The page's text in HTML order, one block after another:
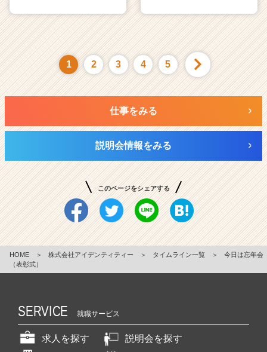
1 2 3 4 5
仕事をみる
説明会情報をみる
このページをシェアする
HOME ＞ 株式会社アイデンティティー ＞ タイムライン一覧 ＞
今日は忘年会
（表彰式）
SERVICE 就職サービス
求人を探す
説明会を探す